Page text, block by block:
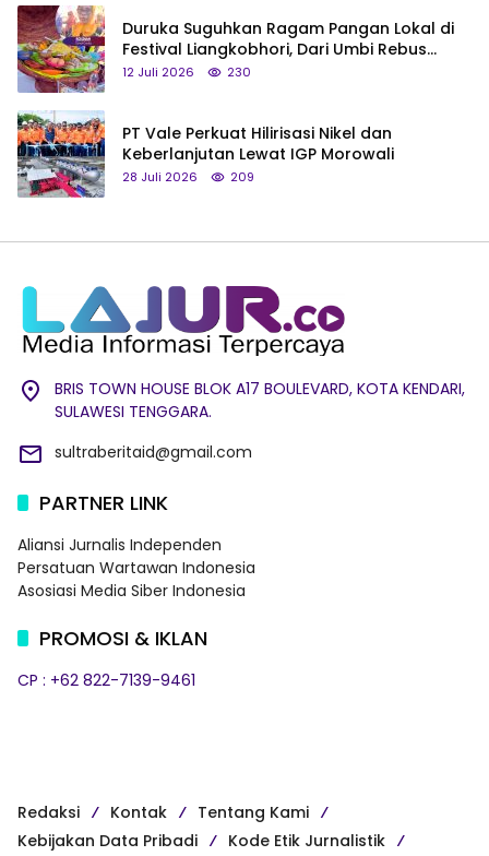
Duruka Suguhkan Ragam Pangan Lokal di
Festival Liangkobhori, Dari Umbi Rebus
hingga Tumpeng Beras Muna
12 Juli 2026 230
PT Vale Perkuat Hilirisasi Nikel dan
Keberlanjutan Lewat IGP Morowali
28 Juli 2026 209
BRIS TOWN HOUSE BLOK A17 BOULEVARD, KOTA KENDARI,
SULAWESI TENGGARA.
sultraberitaid@gmail.com
PARTNER LINK
Aliansi Jurnalis Independen
Persatuan Wartawan Indonesia
Asosiasi Media Siber Indonesia
PROMOSI & IKLAN
CP : +62 822-7139-9461
Redaksi Kontak
Tentang Kami
Kebijakan Data Pribadi
Kode Etik Jurnalistik